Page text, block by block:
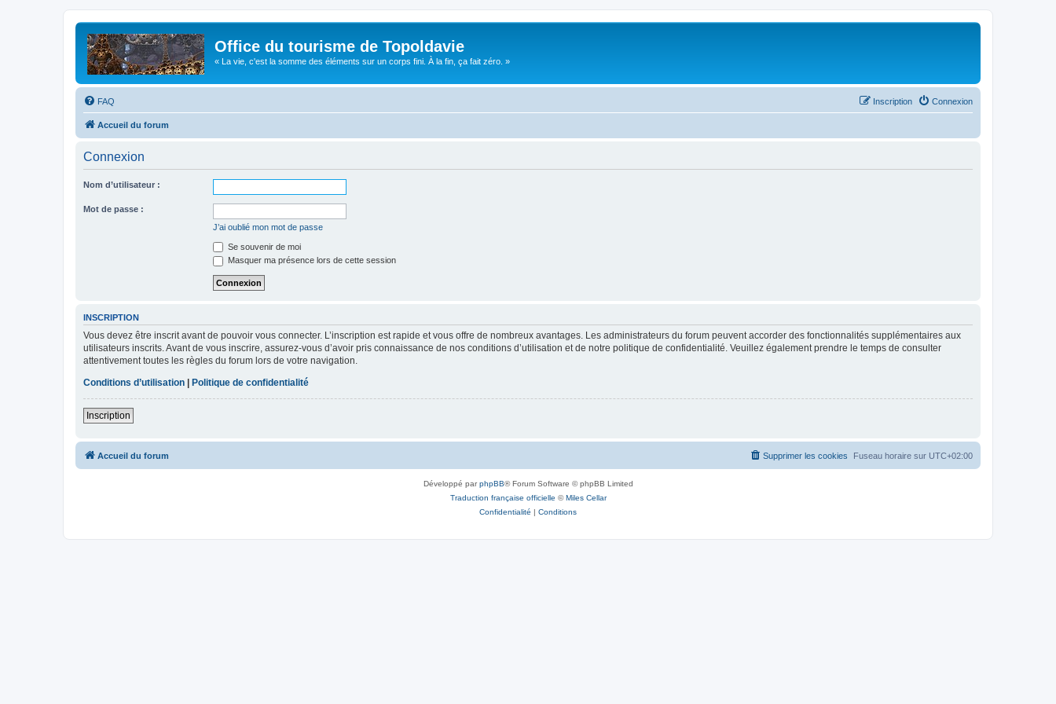
Office du tourisme de Topoldavie
« La vie, c'est la somme des éléments sur un corps fini. À la fin, ça fait zéro. »
FAQ Connexion
Inscription
Accueil du forum
Connexion
Nom d’utilisateur :
Mot de passe :
J’ai oublié mon mot de passe
Se souvenir de moi
Masquer ma présence lors de cette session
INSCRIPTION
Vous devez être inscrit avant de pouvoir vous connecter. L’inscription est rapide et vous offre de nombreux avantages. Les administrateurs du forum peuvent accorder des fonctionnalités supplémentaires aux
utilisateurs inscrits. Avant de vous inscrire, assurez-vous d’avoir pris connaissance de nos conditions d’utilisation et de notre politique de confidentialité. Veuillez également prendre le temps de consulter
attentivement toutes les règles du forum lors de votre navigation.
Conditions d’utilisation
Politique de confidentialité
Inscription
Accueil du forum Fuseau horaire sur UTC+02:00
Supprimer les cookies
Développé parphpBB® Forum Software © phpBB Limited
Traduction française officielle ©Miles Cellar
Confidentialité | Conditions